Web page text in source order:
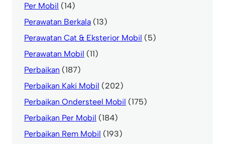
Per Mobil (14)
Perawatan Berkala (13)
Perawatan Cat & Eksterior Mobil (5)
Perawatan Mobil (11)
Perbaikan (187)
Perbaikan Kaki Mobil (202)
Perbaikan Ondersteel Mobil (175)
Perbaikan Per Mobil (184)
Perbaikan Rem Mobil (193)